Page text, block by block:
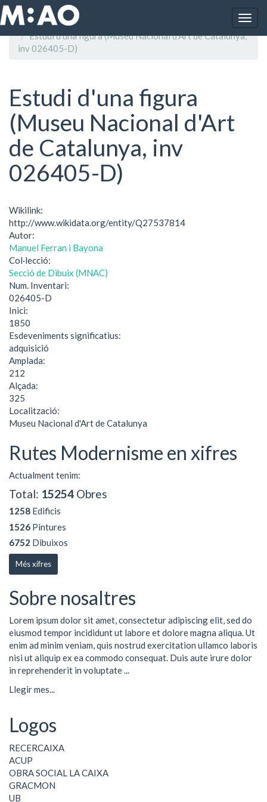
Vés al contingut
Inici
Estudi d'una figura (Museu Nacional d'Art de Catalunya,
inv 026405-D)
Estudi d'una figura
(Museu Nacional d'Art
de Catalunya, inv
026405-D)
Wikilink:
http://www.wikidata.org/entity/Q27537814
Autor:
Manuel Ferran i Bayona
Col·lecció:
Secció de Dibuix (MNAC)
Num. Inventari:
026405-D
Inici:
1850
Esdeveniments significatius:
adquisició
Amplada:
212
Alçada:
325
Localització:
Museu Nacional d'Art de Catalunya
Rutes Modernisme en xifres
Actualment tenim:
Total: 15254 Obres
1258 Edificis
1526 Pintures
6752 Dibuixos
Més xifres
Sobre nosaltres
Lorem ipsum dolor sit amet, consectetur adipiscing elit, sed do
eiusmod tempor incididunt ut labore et dolore magna aliqua. Ut
enim ad minim veniam, quis nostrud exercitation ullamco laboris
nisi ut aliquip ex ea commodo consequat. Duis aute irure dolor
in reprehenderit in voluptate ...
Llegir mes...
Logos
RECERCAIXA
ACUP
OBRA SOCIAL LA CAIXA
GRACMON
UB